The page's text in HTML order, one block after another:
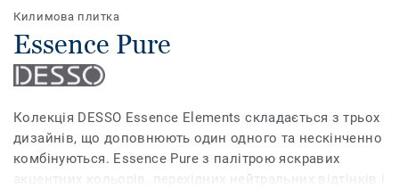
Килимова плитка
Essence Pure
Колекція DESSO Essence Elements складається з трьох
дизайнів, що доповнюють один одного та нескінченно
комбінуються. Essence Pure з палітрою яскравих
акцентних кольорів, перехідних нейтральних відтінків і